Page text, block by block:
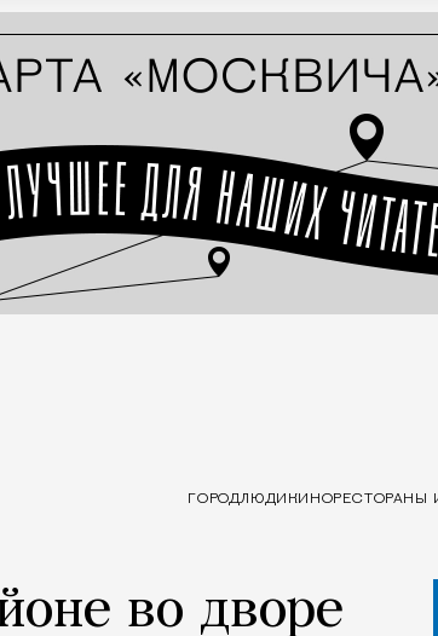
ГОРОДЛЮДИ КИНОРЕСТОРАНЫ
во дворе